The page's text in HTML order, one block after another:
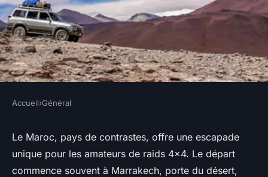
L'attrait du raid 4x4 au Maroc :
une évasion inoubliable
Accueil›Général
Le Maroc, pays de contrastes, offre une escapade
unique pour les amateurs de raids 4x4. Le départ
commence souvent à Marrakech, porte du désert,